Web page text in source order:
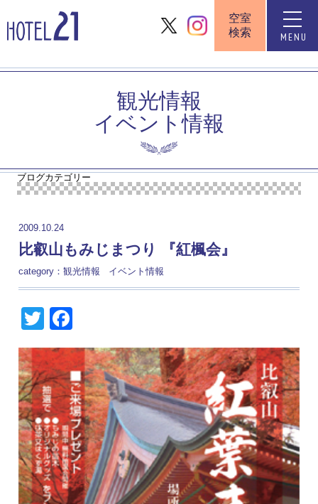
toggle
MENU
空室
検索
観光情報
イベント情報
ブログカテゴリー
2009.10.24
比叡山もみじまつり 『紅楓会』
category： 観光情報 イベント情報
Twitter